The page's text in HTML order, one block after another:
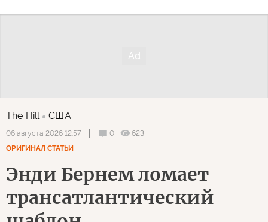
The Hill США
06 августа 2026 12:57 0
623
ОРИГИНАЛ СТАТЬИ
Энди Бернем ломает
трансатлантический